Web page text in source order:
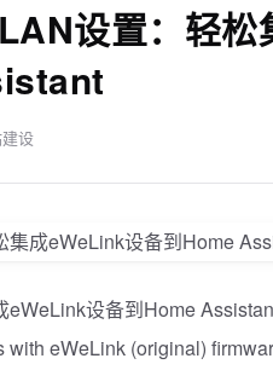
设置：轻松
设
设备到Home
eWeLink (original)